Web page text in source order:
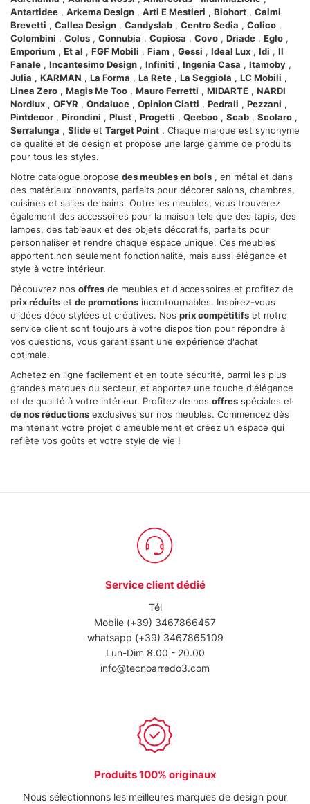
e imposta le tue preferenze nellasezione dettagli. Puoi
modificare o ritirare il tuo consenso in qualsiasi momento
dalla Dichiarazione sui cookie.
Utilizziamo i cookie per personalizzare contenuti ed
annunci, per fornire funzionalità dei social media e per
analizzare il nostro traffico. Condividiamo inoltre
informazioni sul modo in cui utilizza il nostro sito con i
nostri partner che si occupano di analisi dei dati web,
con altre informazioni che ha fornito loro o che hanno
raccolto dal suo utilizzo dei loro servizi.
Antartidee , Arkema Design , Arti E Mestieri , Biohort , Caimi
Brevetti , Callea Design , Candyslab , Centro Sedia , Colico ,
Colombini , Colos , Connubia , Copiosa , Covo , Driade , Eglo ,
Emporium , Et al , FGF Mobili , Fiam , Gessi , Ideal Lux , Idi , Il
Fanale , Incantesimo Design , Infiniti , Ingenia Casa , Itamoby ,
Julia , KARMAN , La Forma , La Rete , La Seggiola , LC Mobili ,
Linea Zero , Magis Me Too , Mauro Ferretti , MIDARTE , NARDI
Nordlux , OFYR , Ondaluce , Opinion Ciatti , Pedrali , Pezzani ,
Pintdecor , Pirondini , Plust , Progetti , Qeeboo , Scab , Scolaro ,
Serralunga , Slide et Target Point . Chaque marque est synonyme
de qualité et de design et propose une large gamme de produits
pour tous les styles.
Notre catalogue propose des meubles en bois , en métal et dans
des matériaux innovants, parfaits pour décorer salons, chambres,
cuisines et salles de bains. Outre les meubles, vous trouverez
également des accessoires pour la maison tels que des tapis, des
lampes, des tableaux et des objets décoratifs, parfaits pour
personnaliser et rendre chaque espace unique. Ces meubles
apportent non seulement fonctionnalité, mais aussi élégance et
style à votre intérieur.
Découvrez nos offres de meubles et d'accessoires et profitez de
prix réduits et de promotions incontournables. Inspirez-vous
d'idées déco stylées et créatives. Nos prix compétitifs et notre
service client sont toujours à votre disposition pour répondre à
vos questions, vous garantissant une expérience d'achat
optimale.
Achetez en ligne facilement et en toute sécurité, parmi les plus
grandes marques du secteur, et apportez une touche d'élégance
et de qualité à votre intérieur. Profitez de nos offres spéciales et
de nos réductions exclusives sur nos meubles. Commencez dès
maintenant votre projet d'ameublement et créez un espace qui
reflète vos goûts et votre style de vie !
Service client dédié
Tél
Mobile (+39) 3467866457
whatsapp (+39) 3467865109
Lun-Dim 8.00 - 20.00
info@tecnoarredo3.com
Produits 100% originaux
Nous sélectionnons les meilleures marques de design pour